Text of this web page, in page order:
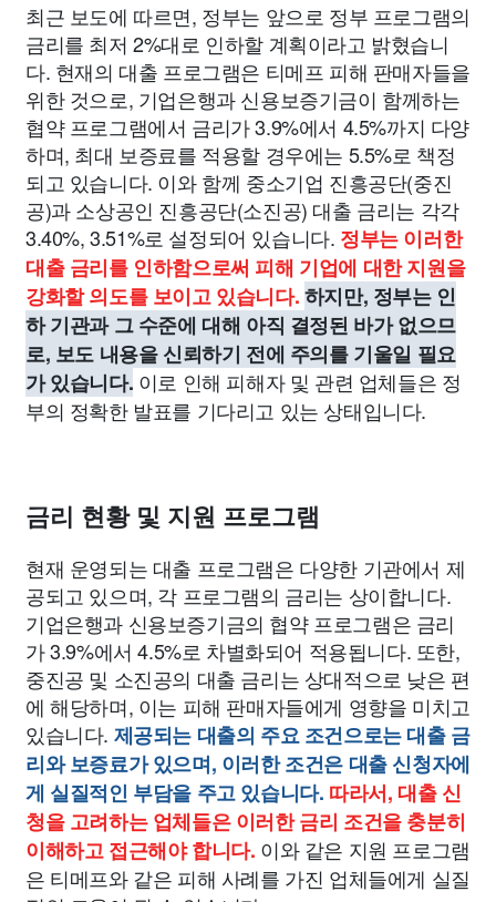
최근 보도에 따르면, 정부는 앞으로 정부 프로그램의
금리를 최저 2%대로 인하할 계획이라고 밝혔습니
다. 현재의 대출 프로그램은 티메프 피해 판매자들을
위한 것으로, 기업은행과 신용보증기금이 함께하는
협약 프로그램에서 금리가 3.9%에서 4.5%까지 다양
하며, 최대 보증료를 적용할 경우에는 5.5%로 책정
되고 있습니다. 이와 함께 중소기업 진흥공단(중진
공)과 소상공인 진흥공단(소진공) 대출 금리는 각각
3.40%, 3.51%로 설정되어 있습니다. 정부는 이러한
대출 금리를 인하함으로써 피해 기업에 대한 지원을
강화할 의도를 보이고 있습니다.하지만, 정부는 인
하 기관과 그 수준에 대해 아직 결정된 바가 없으므
로, 보도 내용을 신뢰하기 전에 주의를 기울일 필요
가 있습니다. 이로 인해 피해자 및 관련 업체들은 정
부의 정확한 발표를 기다리고 있는 상태입니다.
금리 현황 및 지원 프로그램
현재 운영되는 대출 프로그램은 다양한 기관에서 제
공되고 있으며, 각 프로그램의 금리는 상이합니다.
기업은행과 신용보증기금의 협약 프로그램은 금리
가 3.9%에서 4.5%로 차별화되어 적용됩니다. 또한,
중진공 및 소진공의 대출 금리는 상대적으로 낮은 편
에 해당하며, 이는 피해 판매자들에게 영향을 미치고
있습니다. 제공되는 대출의 주요 조건으로는 대출 금
리와 보증료가 있으며, 이러한 조건은 대출 신청자에
게 실질적인 부담을 주고 있습니다. 따라서, 대출 신
청을 고려하는 업체들은 이러한 금리 조건을 충분히
이해하고 접근해야 합니다. 이와 같은 지원 프로그램
은 티메프와 같은 피해 사례를 가진 업체들에게 실질